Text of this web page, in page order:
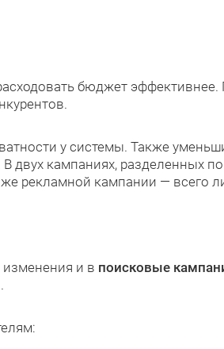
бюджет
у системы. Также
кампаниях, разделенных
рекламной кампании — всего
и в поисковые